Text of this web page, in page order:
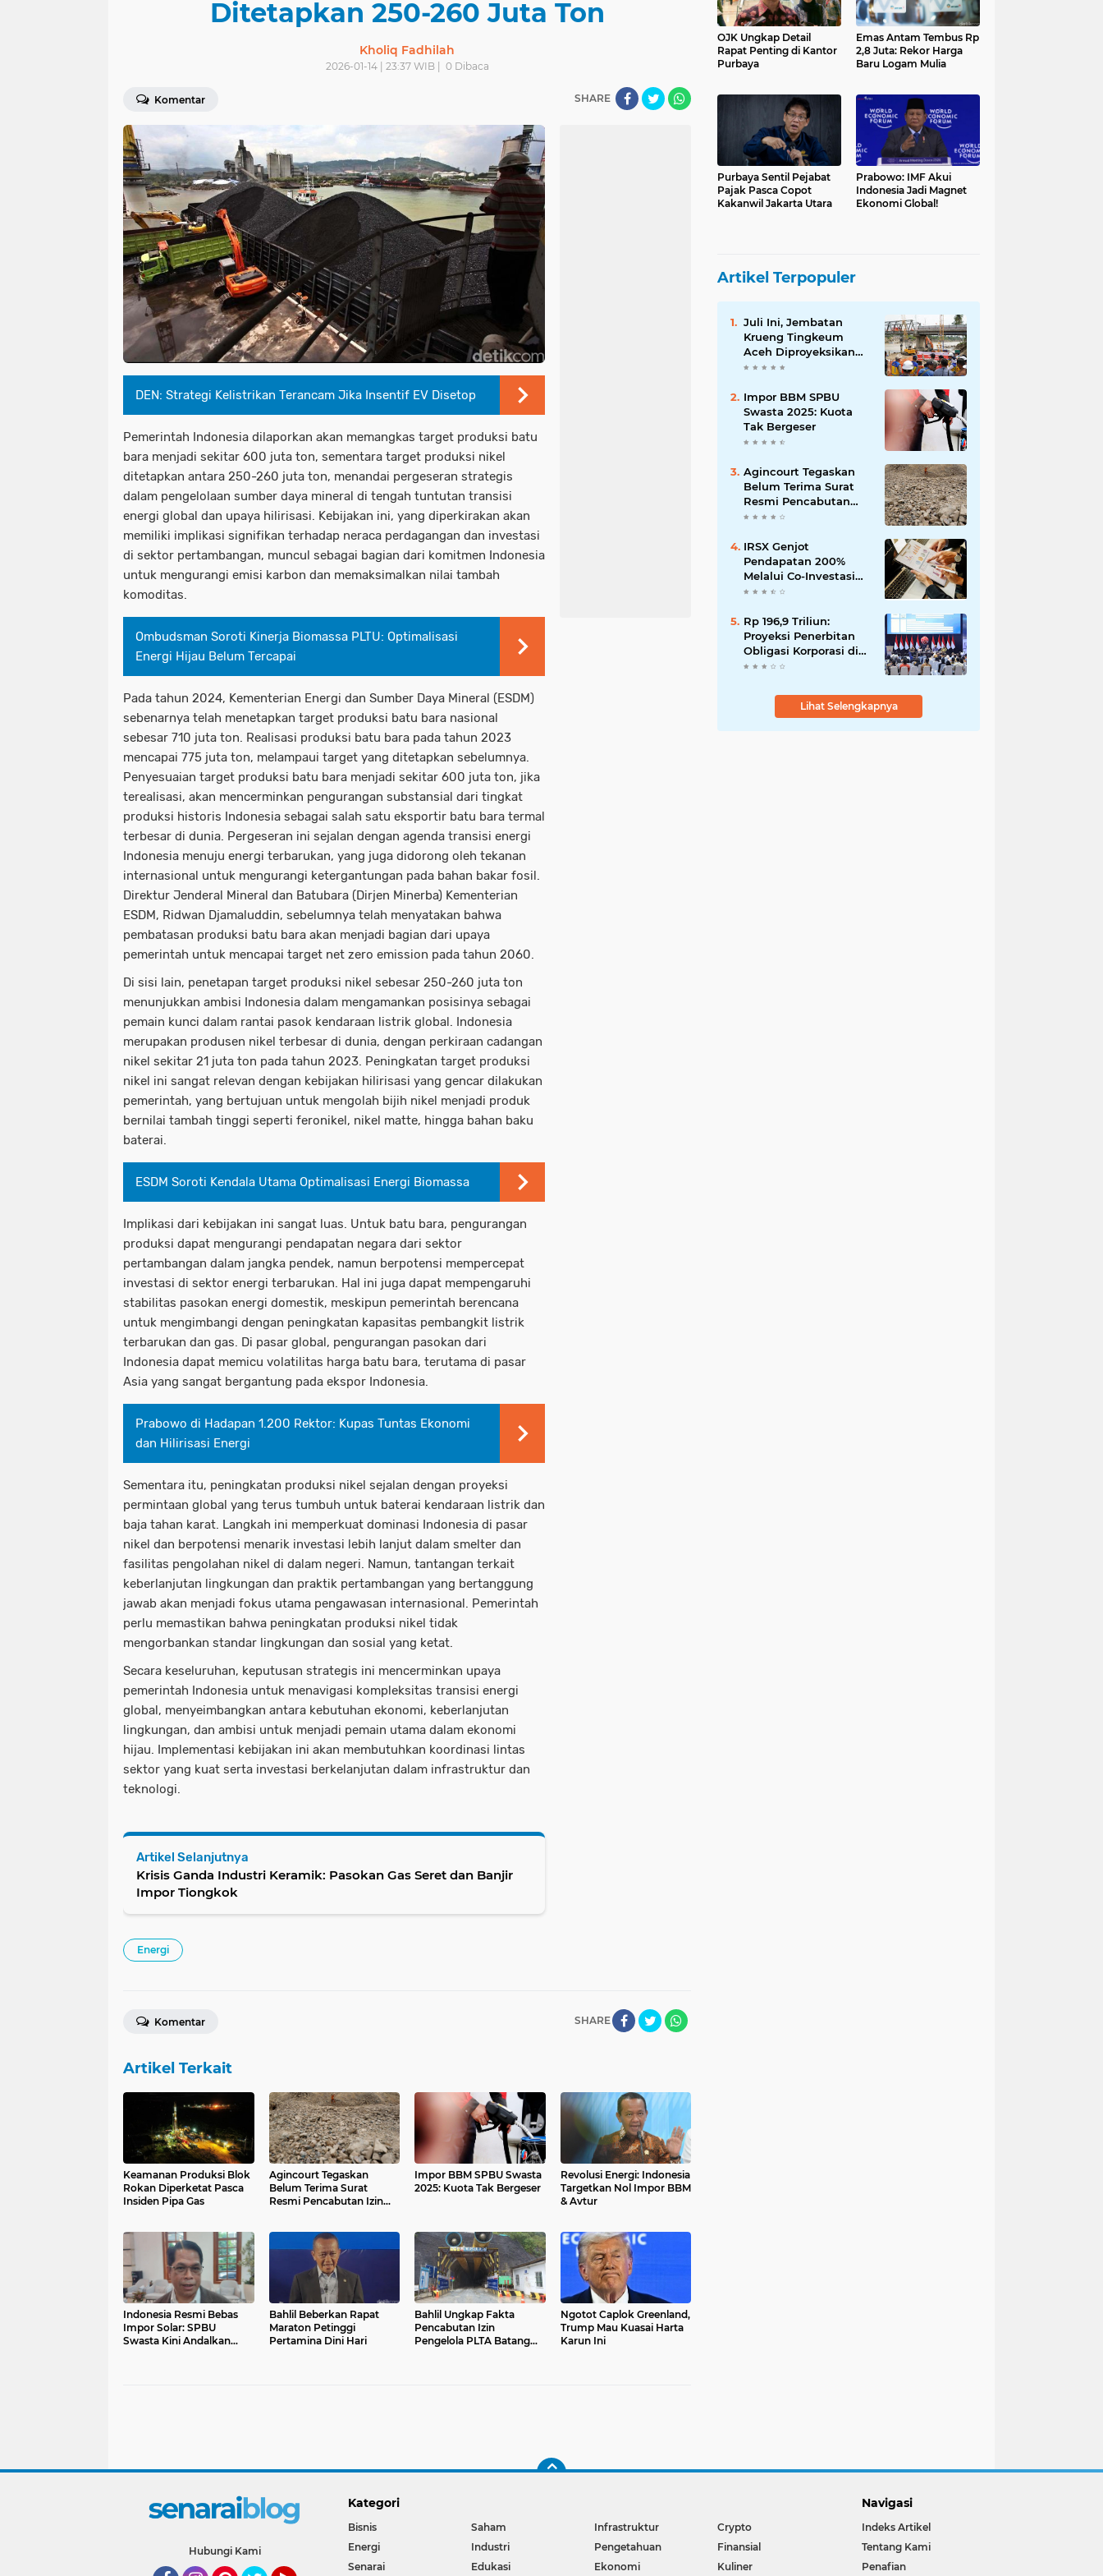
Ditetapkan 250-260 Juta Ton
Kholiq Fadhilah
2026-01-14 | 23:37 WIB | 0Dibaca
Komentar SHARE
DEN: Strategi Kelistrikan Terancam Jika Insentif EV Disetop
Pemerintah Indonesia dilaporkan akan memangkas target produksi batu
bara menjadi sekitar 600 juta ton, sementara target produksi nikel
ditetapkan antara 250-260 juta ton, menandai pergeseran strategis
dalam pengelolaan sumber daya mineral di tengah tuntutan transisi
energi global dan upaya hilirisasi. Kebijakan ini, yang diperkirakan akan
memiliki implikasi signifikan terhadap neraca perdagangan dan investasi
di sektor pertambangan, muncul sebagai bagian dari komitmen Indonesia
untuk mengurangi emisi karbon dan memaksimalkan nilai tambah
komoditas.
Ombudsman Soroti Kinerja Biomassa PLTU: Optimalisasi
Energi Hijau Belum Tercapai
Pada tahun 2024, Kementerian Energi dan Sumber Daya Mineral (ESDM)
sebenarnya telah menetapkan target produksi batu bara nasional
sebesar 710 juta ton. Realisasi produksi batu bara pada tahun 2023
mencapai 775 juta ton, melampaui target yang ditetapkan sebelumnya.
Penyesuaian target produksi batu bara menjadi sekitar 600 juta ton, jika
terealisasi, akan mencerminkan pengurangan substansial dari tingkat
produksi historis Indonesia sebagai salah satu eksportir batu bara termal
terbesar di dunia. Pergeseran ini sejalan dengan agenda transisi energi
Indonesia menuju energi terbarukan, yang juga didorong oleh tekanan
internasional untuk mengurangi ketergantungan pada bahan bakar fosil.
Direktur Jenderal Mineral dan Batubara (Dirjen Minerba) Kementerian
ESDM, Ridwan Djamaluddin, sebelumnya telah menyatakan bahwa
pembatasan produksi batu bara akan menjadi bagian dari upaya
pemerintah untuk mencapai target net zero emission pada tahun 2060.
Di sisi lain, penetapan target produksi nikel sebesar 250-260 juta ton
menunjukkan ambisi Indonesia dalam mengamankan posisinya sebagai
pemain kunci dalam rantai pasok kendaraan listrik global. Indonesia
merupakan produsen nikel terbesar di dunia, dengan perkiraan cadangan
nikel sekitar 21 juta ton pada tahun 2023. Peningkatan target produksi
nikel ini sangat relevan dengan kebijakan hilirisasi yang gencar dilakukan
pemerintah, yang bertujuan untuk mengolah bijih nikel menjadi produk
bernilai tambah tinggi seperti feronikel, nikel matte, hingga bahan baku
baterai.
ESDM Soroti Kendala Utama Optimalisasi Energi Biomassa
Implikasi dari kebijakan ini sangat luas. Untuk batu bara, pengurangan
produksi dapat mengurangi pendapatan negara dari sektor
pertambangan dalam jangka pendek, namun berpotensi mempercepat
investasi di sektor energi terbarukan. Hal ini juga dapat mempengaruhi
stabilitas pasokan energi domestik, meskipun pemerintah berencana
untuk mengimbangi dengan peningkatan kapasitas pembangkit listrik
terbarukan dan gas. Di pasar global, pengurangan pasokan dari
Indonesia dapat memicu volatilitas harga batu bara, terutama di pasar
Asia yang sangat bergantung pada ekspor Indonesia.
Prabowo di Hadapan 1.200 Rektor: Kupas Tuntas Ekonomi
dan Hilirisasi Energi
Sementara itu, peningkatan produksi nikel sejalan dengan proyeksi
permintaan global yang terus tumbuh untuk baterai kendaraan listrik dan
baja tahan karat. Langkah ini memperkuat dominasi Indonesia di pasar
nikel dan berpotensi menarik investasi lebih lanjut dalam smelter dan
fasilitas pengolahan nikel di dalam negeri. Namun, tantangan terkait
keberlanjutan lingkungan dan praktik pertambangan yang bertanggung
jawab akan menjadi fokus utama pengawasan internasional. Pemerintah
perlu memastikan bahwa peningkatan produksi nikel tidak
mengorbankan standar lingkungan dan sosial yang ketat.
Secara keseluruhan, keputusan strategis ini mencerminkan upaya
pemerintah Indonesia untuk menavigasi kompleksitas transisi energi
global, menyeimbangkan antara kebutuhan ekonomi, keberlanjutan
lingkungan, dan ambisi untuk menjadi pemain utama dalam ekonomi
hijau. Implementasi kebijakan ini akan membutuhkan koordinasi lintas
sektor yang kuat serta investasi berkelanjutan dalam infrastruktur dan
teknologi.
Artikel Selanjutnya
Krisis Ganda Industri Keramik: Pasokan Gas Seret dan Banjir
Impor Tiongkok
Energi
SHARE
Komentar
Artikel Terkait
Keamanan Produksi Blok
Rokan Diperketat Pasca
Insiden Pipa Gas
Agincourt Tegaskan
Belum Terima Surat
Resmi Pencabutan Izin
Impor BBM SPBU Swasta
2025: Kuota Tak Bergeser
Revolusi Energi: Indonesia
Targetkan Nol Impor BBM
& Avtur
Indonesia Resmi Bebas
Impor Solar: SPBU
Swasta Kini Andalkan
Bahlil Beberkan Rapat
Maraton Petinggi
Pertamina Dini Hari
Bahlil Ungkap Fakta
Pencabutan Izin
Pengelola PLTA Batang
Ngotot Caplok Greenland,
Trump Mau Kuasai Harta
Karun Ini
OJK Ungkap Detail
Rapat Penting di Kantor
Purbaya
Emas Antam Tembus Rp
2,8 Juta: Rekor Harga
Baru Logam Mulia
Purbaya Sentil Pejabat
Pajak Pasca Copot
Kakanwil Jakarta Utara
Prabowo: IMF Akui
Indonesia Jadi Magnet
Ekonomi Global!
Artikel Terpopuler
Juli Ini, Jembatan
Krueng Tingkeum
Aceh Diproyeksikan
Tuntas
Impor BBM SPBU
Swasta 2025: Kuota
Tak Bergeser
Agincourt Tegaskan
Belum Terima Surat
Resmi Pencabutan
Izin Tambang Emas
IRSX Genjot
Pendapatan 200%
Melalui Co-Investasi
10+ Film Layar Lebar
Rp 196,9 Triliun:
Proyeksi Penerbitan
Obligasi Korporasi di
Tahun 2026
Lihat Selengkapnya
Hubungi Kami
Kategori
Bisnis Saham Infrastruktur
Crypto
Energi
Industri Pengetahuan
Finansial
Senarai
Edukasi Ekonomi Kuliner
Navigasi
Indeks Artikel
Tentang Kami
Penafian